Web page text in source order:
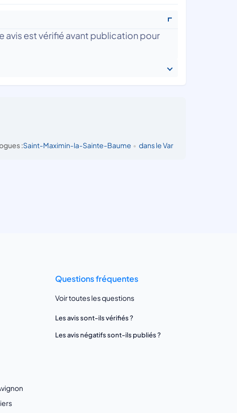
avis est vérifié avant publication pour
:Saint-Maximin-la-Sainte-Baume • dans le Var
Questions fréquentes
Voir toutes les questions
Les avis sont-ils vérifiés ?
Les avis négatifs sont-ils publiés ?